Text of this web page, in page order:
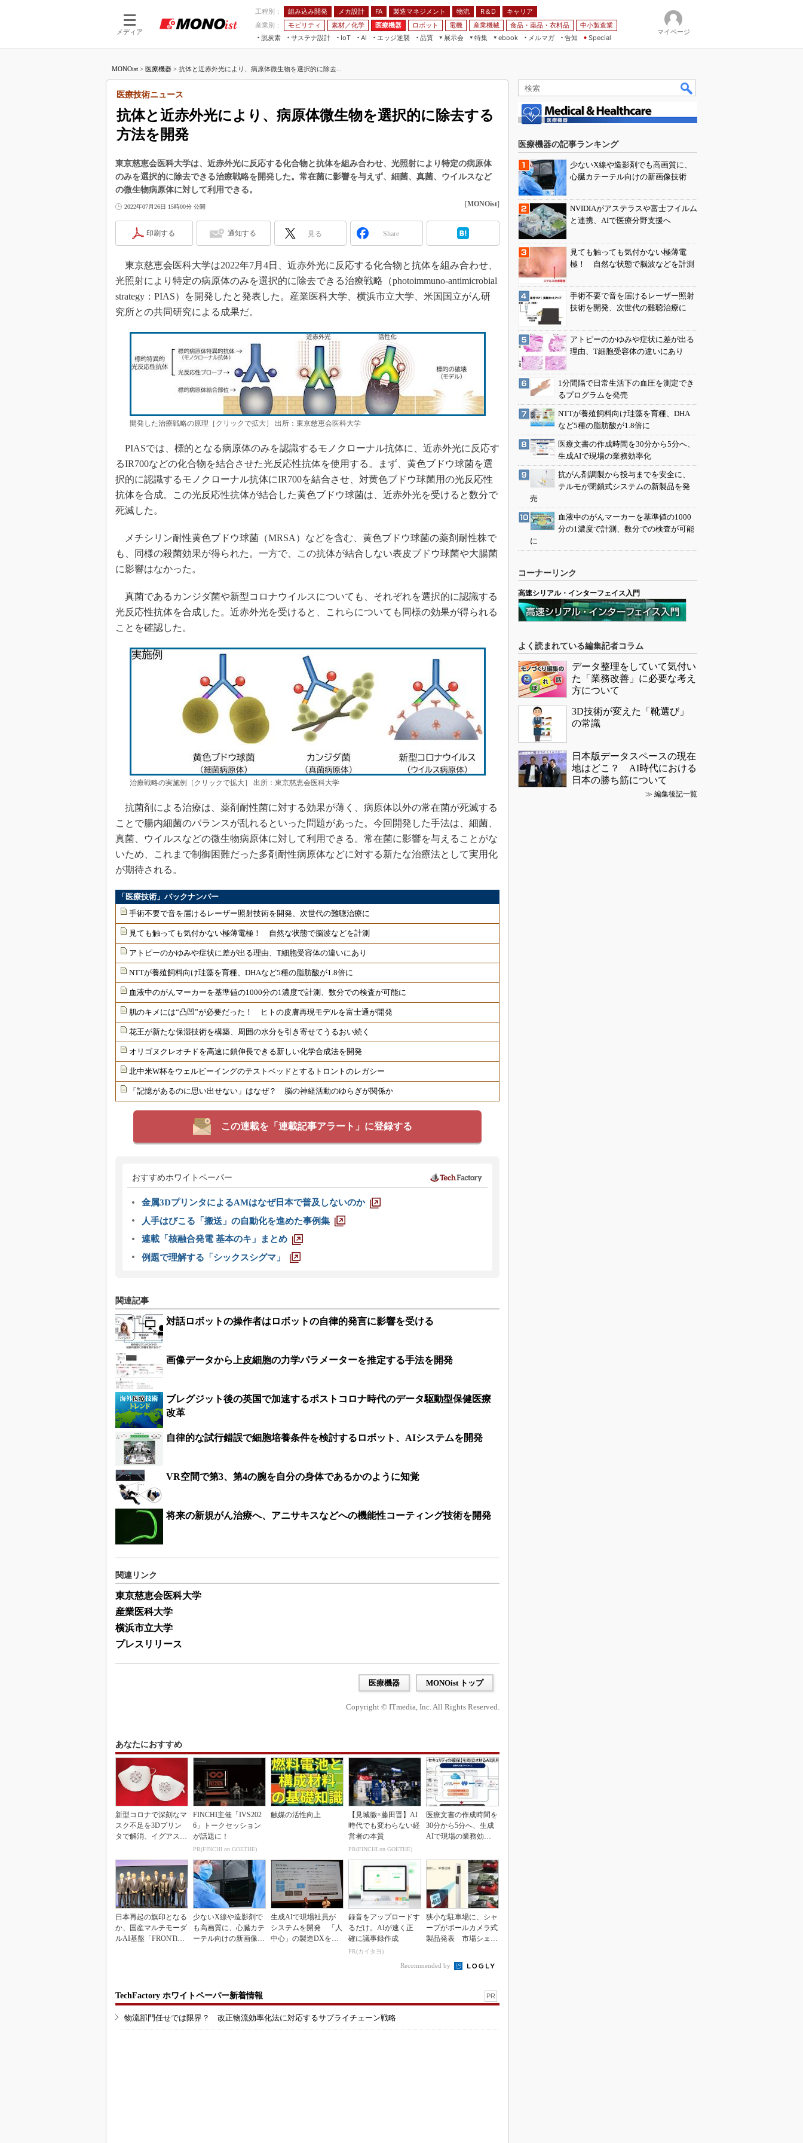
メディア
工程別： 組み込み開発 メカ設計 FA 製造マネジメント 物流 R＆D
キャリア
産業別：
モビリティ 素材／化学 医療機器 ロボット 電機 産業機械 食品・薬品・衣料品
中小製造業
脱炭素
サステナ設計
IoT
つながる工場
AI
AI×設備保全
エッジ逆襲 品質
展示会
JIMTOF
IIFES
TECHNO-FRONTIER
EdgeTech+
日本ものづくりワールド
AUTOMOTIVE WORLD
産業オープンネット展
特集
VR／AR
フィールドサービス
組み込み画像技術
組み込みモデリング
ISO26262
3Dプリンタ
デジタルツインとCAE
イノベーション
製造業ビッグデータ
メイドインジャパン
植物工場
知財マネジメント
グローバル設計・開発
制御セキュリティ
新型コロナへの対応
ebook
FA
モビリティ
メルマガ
告知 Special
マイページ
MONOist > 医療機器 > 抗体と近赤外光により、病原体微生物を選択的に除去...
抗体と近赤外光により、病原体微生物を選択的に除去する
方法を開発
医療技術ニュース
東京慈恵会医科大学は、近赤外光に反応する化合物と抗体を組み合わせ、光照射により特定の病原体
のみを選択的に除去できる治療戦略を開発した。常在菌に影響を与えず、細菌、真菌、ウイルスなど
の微生物病原体に対して利用できる。
2022年07月26日 15時00分 公開 [MONOist]
印刷する 通知する 見る Share
東京慈恵会医科大学は2022年7月4日、近赤外光に反応する化合物と抗体を組み合わせ、
光照射により特定の病原体のみを選択的に除去できる治療戦略（photoimmuno-antimicrobial
strategy：PIAS）を開発したと発表した。産業医科大学、横浜市立大学、米国国立がん研
究所との共同研究による成果だ。
開発した治療戦略の原理［クリックで拡大］ 出所：東京慈恵会医科大学
PIASでは、標的となる病原体のみを認識するモノクローナル抗体に、近赤外光に反応す
るIR700などの化合物を結合させた光反応性抗体を使用する。まず、黄色ブドウ球菌を選
択的に認識するモノクローナル抗体にIR700を結合させ、対黄色ブドウ球菌用の光反応性
抗体を合成。この光反応性抗体が結合した黄色ブドウ球菌は、近赤外光を受けると数分で
死滅した。
メチシリン耐性黄色ブドウ球菌（MRSA）などを含む、黄色ブドウ球菌の薬剤耐性株で
も、同様の殺菌効果が得られた。一方で、この抗体が結合しない表皮ブドウ球菌や大腸菌
に影響はなかった。
真菌であるカンジダ菌や新型コロナウイルスについても、それぞれを選択的に認識する
光反応性抗体を合成した。近赤外光を受けると、これらについても同様の効果が得られる
ことを確認した。
治療戦略の実施例［クリックで拡大］ 出所：東京慈恵会医科大学
抗菌剤による治療は、薬剤耐性菌に対する効果が薄く、病原体以外の常在菌が死滅する
ことで腸内細菌のバランスが乱れるといった問題があった。今回開発した手法は、細菌、
真菌、ウイルスなどの微生物病原体に対して利用できる。常在菌に影響を与えることがな
いため、これまで制御困難だった多剤耐性病原体などに対する新たな治療法として実用化
が期待される。
「医療技術」バックナンバー
手術不要で音を届けるレーザー照射技術を開発、次世代の難聴治療に
見ても触っても気付かない極薄電極！ 自然な状態で脳波などを計測
アトピーのかゆみや症状に差が出る理由、T細胞受容体の違いにあり
NTTが養殖飼料向け珪藻を育種、DHAなど5種の脂肪酸が1.8倍に
血液中のがんマーカーを基準値の1000分の1濃度で計測、数分での検査が可能に
肌のキメには“凸凹”が必要だった！ ヒトの皮膚再現モデルを富士通が開発
花王が新たな保湿技術を構築、周囲の水分を引き寄せてうるおい続く
オリゴヌクレオチドを高速に鎖伸長できる新しい化学合成法を開発
北中米W杯をウェルビーイングのテストベッドとするトロントのレガシー
「記憶があるのに思い出せない」はなぜ？ 脳の神経活動のゆらぎが関係か
この連載を「連載記事アラート」に登録する
おすすめホワイトペーパー
金属3DプリンタによるAMはなぜ日本で普及しないのか
人手はびこる「搬送」の自動化を進めた事例集
連載「核融合発電 基本のキ」まとめ
例題で理解する「シックスシグマ」
関連記事
対話ロボットの操作者はロボットの自律的発言に影響を受ける
画像データから上皮細胞の力学パラメーターを推定する手法を開発
ブレグジット後の英国で加速するポストコロナ時代のデータ駆動型保健医療
改革
自律的な試行錯誤で細胞培養条件を検討するロボット、AIシステムを開発
VR空間で第3、第4の腕を自分の身体であるかのように知覚
将来の新規がん治療へ、アニサキスなどへの機能性コーティング技術を開発
関連リンク
東京慈恵会医科大学
産業医科大学
横浜市立大学
プレスリリース
医療機器 MONOist トップ
Copyright © ITmedia, Inc. All Rights Reserved.
あなたにおすすめ
新型コロナで深刻なマ
スク不足を3Dプリン
タで解消、イグアスが
FINCHI主催「IVS202
6」トークセッション
が話題に！
PR(FINCHI on GOETHE)
触媒の活性向上
【見城徹×藤田晋】AI
時代でも変わらない経
営者の本質
PR(FINCHI on GOETHE)
医療文書の作成時間を
30分から5分へ、生成
AIで現場の業務効率
日本再起の旗印となる
か、国産マルチモーダ
ルAI基盤「FRONTi
少ないX線や造影剤で
も高画質に、心臓カテ
ーテル向けの新画像技
生成AIで現場社員が
システムを開発 「人
中心」の製造DXを自
録音をアップロードす
るだけ。AIが速く正
確に議事録作成
PR(カイタヨ)
狭小な駐車場に、シャ
ープがポールカメラ式
製品発表 市場シェア
Recommended by
TechFactory ホワイトペーパー新着情報 PR
物流部門任せでは限界？ 改正物流効率化法に対応するサプライチェーン戦略
医療機器の記事ランキング
少ないX線や造影剤でも高画質に、
心臓カテーテル向けの新画像技術
NVIDIAがアステラスや富士フイルム
と連携、AIで医療分野支援へ
見ても触っても気付かない極薄電
極！ 自然な状態で脳波などを計測
手術不要で音を届けるレーザー照射
技術を開発、次世代の難聴治療に
アトピーのかゆみや症状に差が出る
理由、T細胞受容体の違いにあり
1分間隔で日常生活下の血圧を測定でき
るプログラムを発売
NTTが養殖飼料向け珪藻を育種、DHA
など5種の脂肪酸が1.8倍に
医療文書の作成時間を30分から5分へ、
生成AIで現場の業務効率化
抗がん剤調製から投与までを安全に、
テルモが閉鎖式システムの新製品を発
売
血液中のがんマーカーを基準値の1000
分の1濃度で計測、数分での検査が可能
に
コーナーリンク
高速シリアル・インターフェイス入門
よく読まれている編集記者コラム
データ整理をしていて気付い
た「業務改善」に必要な考え
方について
3D技術が変えた「靴選び」
の常識
日本版データスペースの現在
地はどこ？ AI時代における
日本の勝ち筋について
≫ 編集後記一覧